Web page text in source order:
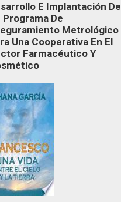
E Implantación De
Programa De
Metrológico
Una Cooperativa En El
Farmacéutico Y